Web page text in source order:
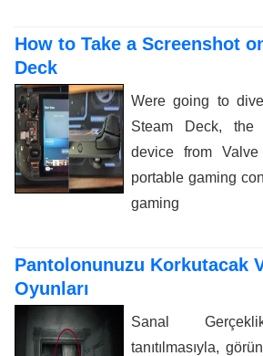
How to Take a Screenshot
Deck
Were going to
Steam Deck, the
device from
portable gaming
gaming
Pantolonunuzu Korkutacak
Oyunları
Sanal
tanıtılmasıyla,